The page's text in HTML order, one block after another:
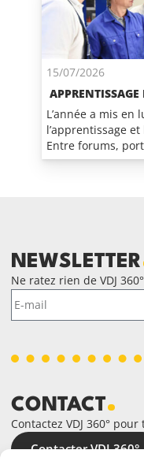
15/07/2026
APPRENTISSAGE
L’année a mis en
l’apprentissage
Entre forums,
NEWSLETTER
Ne ratez rien de VDJ
CONTACT
Contactez VDJ 360°
Contacter VDJ 360°